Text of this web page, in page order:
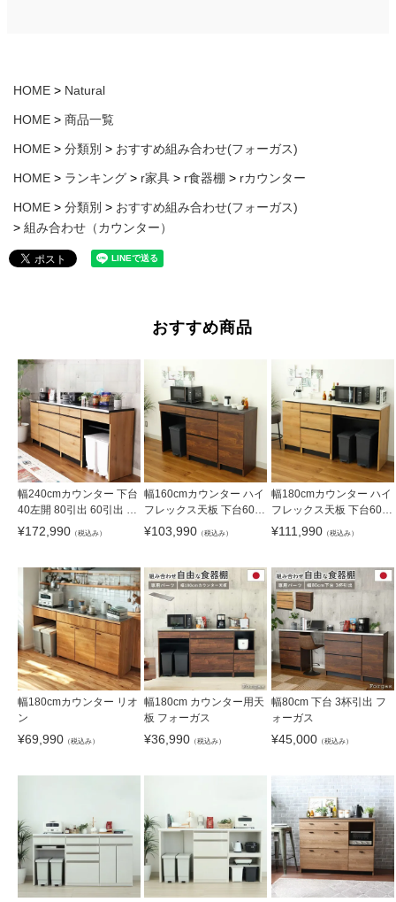
HOME Natural
HOME 商品一覧
HOME 分類別 おすすめ組み合わせ(フォーガス)
HOME ランキング r家具 r食器棚 rカウンター
HOME 分類別
おすすめ組み合わせ(フォーガス)
組み合わせ（カウンター）
おすすめ商品
幅240cmカウンター 下台
40左開 80引出 60引出 60
ダスト フォーガス
¥172,990 （税込み）
幅160cmカウンター ハイ
フレックス天板 下台60ダ
スト 60引出 40右開 フォ
ーガス
¥103,990 （税込み）
幅180cmカウンター ハイ
フレックス天板 下台60開
戸 60引出 80ダスト フォ
ーガス
¥111,990（税込み）
幅180cmカウンター リオ
ン
¥69,990 （税込み）
幅180cm カウンター用天
板 フォーガス
¥36,990 （税込み）
幅80cm 下台 3杯引出 フ
ォーガス
¥45,000（税込み）